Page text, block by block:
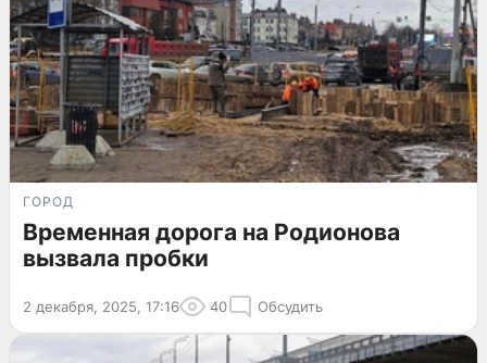
ГОРОД
Временная дорога на Родионова
вызвала пробки
2 декабря, 2025, 17:16 40 Обсудить